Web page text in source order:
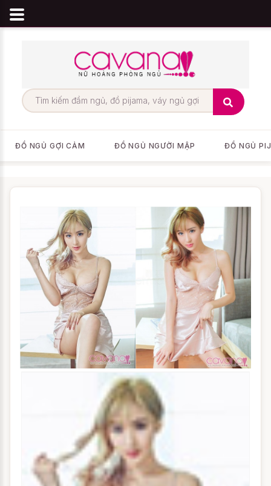
ĐỒ NGỦ GỢI CẢM ĐỒ NGỦ NGƯỜI MẬP ĐỒ NGỦ